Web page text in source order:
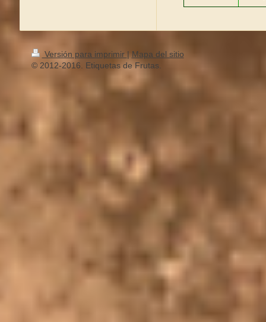
Versión para imprimir | Mapa del sitio
© 2012-2016. Etiquetas de Frutas.